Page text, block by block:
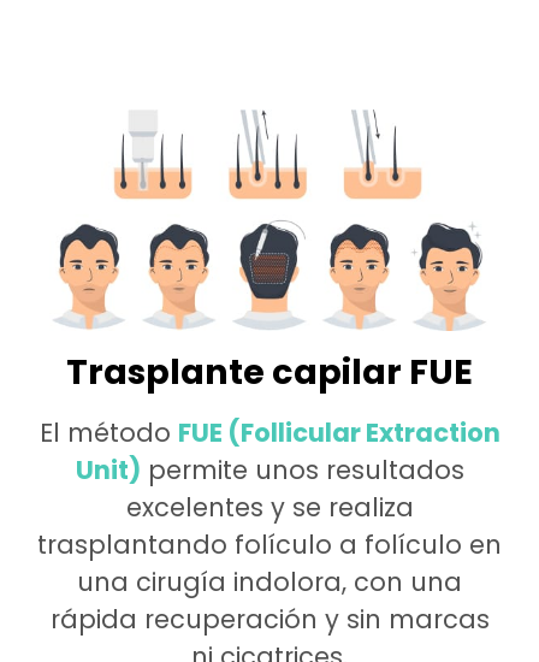
Trasplante capilar FUE
El método FUE (Follicular Extraction
Unit) permite unos resultados
excelentes y se realiza
trasplantando folículo a folículo en
una cirugía indolora, con una
rápida recuperación y sin marcas